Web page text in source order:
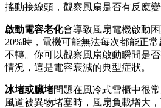
搖動接線頭，觀察風扇是否有反應變
啟動電容老化會導致風扇電機啟動
20%時，電機可能無法每次都能正
不轉。你可以觀察風扇啟動瞬間是
情況，這是電容衰減的典型症狀。
冰堵或臟堵問題在風冷式雪櫃中很
風道被異物堵塞時，風扇負載增大